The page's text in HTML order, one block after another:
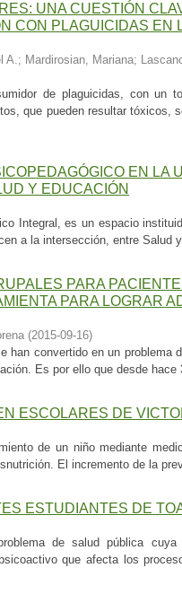
UNA CUESTIÓN
CON PLAGUICIDAS EN
A.; Mardirosian, Mariana;
de plaguicidas, con un
que pueden resultar tóxicos,
EN LA
Y EDUCACIÓN
Integral, es un espacio
a la intersección, entre Salud
PARA
PARA LOGRAR
(2015-09-16)
han convertido en un problema
Es por ello que desde
ESCOLARES DE
de un niño mediante
El incremento de la
ESTUDIANTES DE
de salud pública cuya
que afecta los